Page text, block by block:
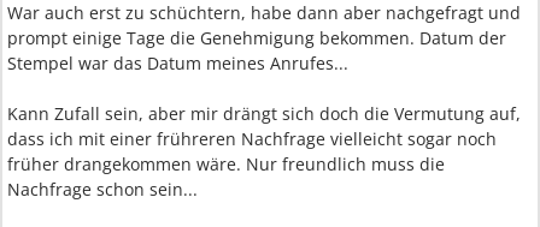
War auch erst zu schüchtern, habe dann aber nachgefragt und
prompt einige Tage die Genehmigung bekommen. Datum der
Stempel war das Datum meines Anrufes...
Kann Zufall sein, aber mir drängt sich doch die Vermutung auf,
dass ich mit einer frühreren Nachfrage vielleicht sogar noch
früher drangekommen wäre. Nur freundlich muss die
Nachfrage schon sein...